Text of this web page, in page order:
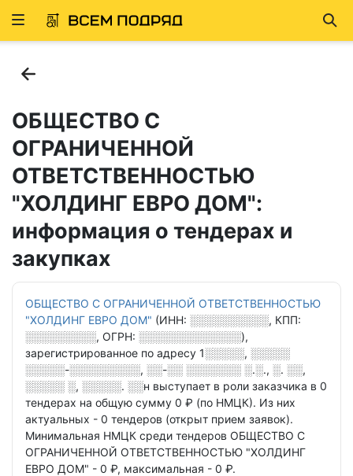
Развернуть
ОБЩЕСТВО С
ОГРАНИЧЕННОЙ
ОТВЕТСТВЕННОСТЬЮ
"ХОЛДИНГ ЕВРО ДОМ":
информация о тендерах и
закупках
ОБЩЕСТВО С ОГРАНИЧЕННОЙ ОТВЕТСТВЕННОСТЬЮ
"ХОЛДИНГ ЕВРО ДОМ" (ИНН: ░░░░░░░░░░, КПП:
░░░░░░░░░, ОГРН: ░░░░░░░░░░░░░),
зарегистрированное по адресу 1░░░░░, ░░░░░
░░░░░-░░░░░░░░░, ░░-░░ ░░░░░░░ ░.░., ░. ░░,
░░░░░ ░, ░░░░░. ░░н выступает в роли заказчика в 0
тендерах на общую сумму 0 ₽ (по НМЦК). Из них
актуальных - 0 тендеров (открыт прием заявок).
Минимальная НМЦК среди тендеров ОБЩЕСТВО С
ОГРАНИЧЕННОЙ ОТВЕТСТВЕННОСТЬЮ "ХОЛДИНГ
ЕВРО ДОМ" - 0 ₽, максимальная - 0 ₽.